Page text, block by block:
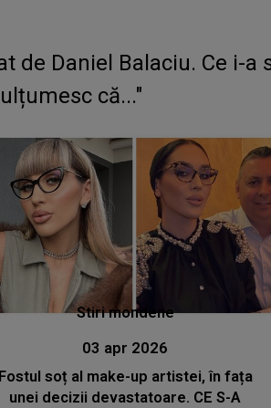
de Daniel Balaciu. Ce i-
că..."
Stiri mondene
03 apr 2026
Fostul soț al make-up artistei, în fața
unei decizii devastatoare. CE S-A